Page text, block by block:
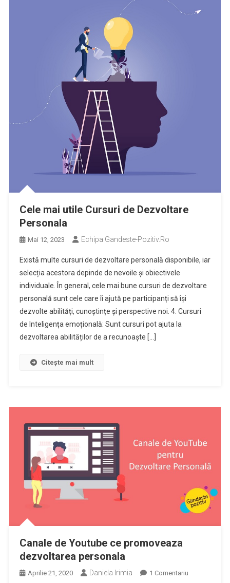
Cele mai utile Cursuri de Dezvoltare
Personala
Mai 12, 2023 Echipa Gandeste-Pozitiv.ro
Există multe cursuri de dezvoltare personală disponibile, iar
selecția acestora depinde de nevoile și obiectivele
individuale. În general, cele mai bune cursuri de dezvoltare
personală sunt cele care îi ajută pe participanți să își
dezvolte abilități, cunoștințe și perspective noi. 4. Cursuri
de Inteligența emoțională: Sunt cursuri pot ajuta la
dezvoltarea abilităților de a recunoaște […]
Citește mai mult
Canale de Youtube ce promoveaza
dezvoltarea personala
Aprilie 21, 2020 Daniela Irimia 1 Comentariu